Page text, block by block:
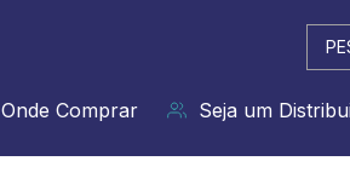
...
Onde Comprar Seja um